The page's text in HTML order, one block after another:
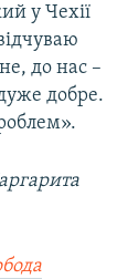
у Чехії
до нас –
добре.